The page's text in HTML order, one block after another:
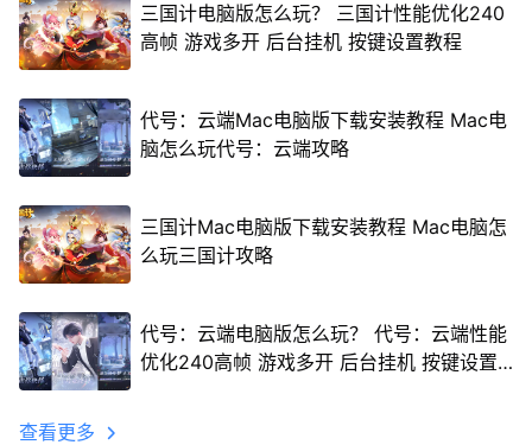
三国计电脑版怎么玩？ 三国计性能优化240
高帧 游戏多开 后台挂机 按键设置教程
代号：云端Mac电脑版下载安装教程 Mac电
脑怎么玩代号：云端攻略
三国计Mac电脑版下载安装教程 Mac电脑怎
么玩三国计攻略
代号：云端电脑版怎么玩？ 代号：云端性能
优化240高帧 游戏多开 后台挂机 按键设置
查看更多